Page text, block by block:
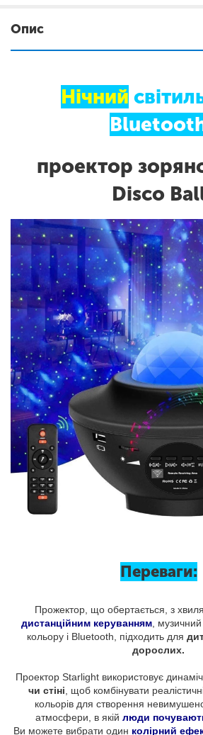
Опис
Нічний
проектор
Disco
Переваги:
Прожектор, що обертається, з
дистанційним керуванням, музичний
кольору і Bluetooth, підходить для
дорослих.
Проектор Starlight використовує
чи стіні , щоб комбінувати
кольорів для створення
атмосфери, в якій люди
Ви можете вибрати один колірний